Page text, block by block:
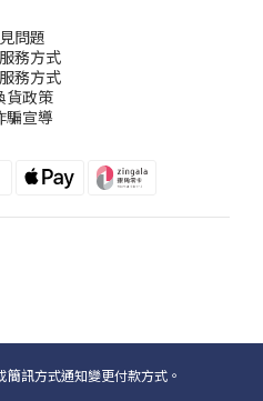
問題
務方式
務方式
貨政策
騙宣導
訊方式通知變更付款方式。